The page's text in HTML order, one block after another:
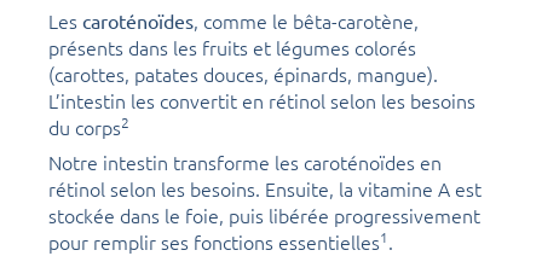
Les caroténoïdes, comme le bêta-carotène,
présents dans les fruits et légumes colorés
(carottes, patates douces, épinards, mangue).
L’intestin les convertit en rétinol selon les besoins
du corps2
Notre intestin transforme les caroténoïdes en
rétinol selon les besoins. Ensuite, la vitamine A est
stockée dans le foie, puis libérée progressivement
pour remplir ses fonctions essentielles1.